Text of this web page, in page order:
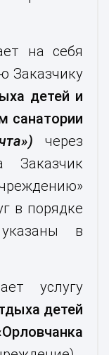
на себя
Заказчику
детей и
санатории
через
Заказчик
в порядке
в
услугу
детей